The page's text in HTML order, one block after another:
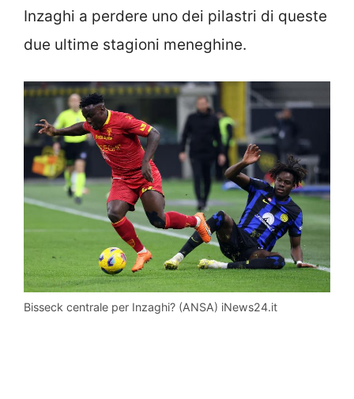
Inzaghi a perdere uno dei pilastri di queste
due ultime stagioni meneghine.
Bisseck centrale per Inzaghi? (ANSA) iNews24.it